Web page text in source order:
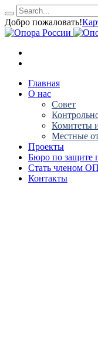
Добро пожаловать!
Главная
О нас
Совет
Комитеты
Местные
Проекты
Бюро по защите
Стать членом
Контакты